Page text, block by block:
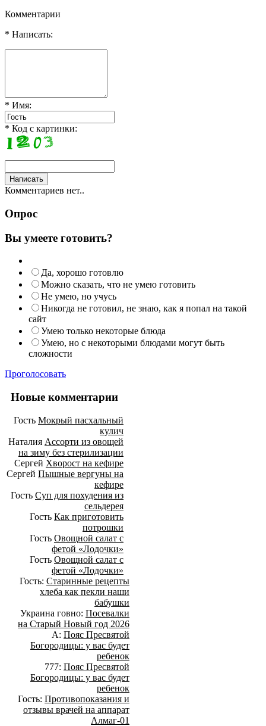
Комментарии
* Написать:
* Имя:
* Код с картинки:
Комментариев нет..
Опрос
Вы умеете готовить?
Да, хорошо готовлю
Можно сказать, что не умею готовить
Не умею, но учусь
Никогда не готовил, не знаю, как я попал на такой
сайт
Умею только некоторые блюда
Умею, но с некоторыми блюдами могут быть
сложности
Проголосовать
Новые комментарии
Гость Мокрый пасхальный
кулич
Наталия Ассорти из овощей
на зиму без стерилизации
Сергей Хворост на кефире
Сергей Пышные вергуны на
кефире
Гость Суп для похудения из
сельдерея
Гость Как приготовить
потрошки
Гость Овощной салат с
фетой «Лодочки»
Гость Овощной салат с
фетой «Лодочки»
Гость: Старинные рецепты
хлеба как пекли наши
бабушки
Украина говно: Посевалки
на Старый Новый год 2026
А: Пояс Пресвятой
Богородицы: у вас будет
ребенок
777: Пояс Пресвятой
Богородицы: у вас будет
ребенок
Гость: Противопоказания и
отзывы врачей на аппарат
Алмаг-01